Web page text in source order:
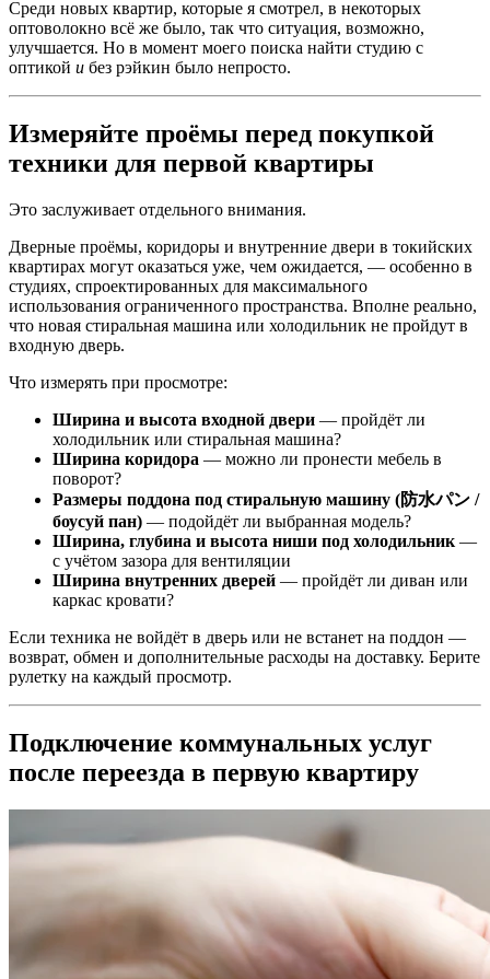
Среди новых квартир, которые я смотрел, в некоторых
оптоволокно всё же было, так что ситуация, возможно,
улучшается. Но в момент моего поиска найти студию с
оптикой и без рэйкин было непросто.
Измеряйте проёмы перед покупкой
техники для первой квартиры
Это заслуживает отдельного внимания.
Дверные проёмы, коридоры и внутренние двери в токийских
квартирах могут оказаться уже, чем ожидается, — особенно в
студиях, спроектированных для максимального
использования ограниченного пространства. Вполне реально,
что новая стиральная машина или холодильник не пройдут в
входную дверь.
Что измерять при просмотре:
Ширина и высота входной двери — пройдёт ли
холодильник или стиральная машина?
Ширина коридора — можно ли пронести мебель в
поворот?
Размеры поддона под стиральную машину (防水パン /
боусуй пан) — подойдёт ли выбранная модель?
Ширина, глубина и высота ниши под холодильник —
с учётом зазора для вентиляции
Ширина внутренних дверей — пройдёт ли диван или
каркас кровати?
Если техника не войдёт в дверь или не встанет на поддон —
возврат, обмен и дополнительные расходы на доставку. Берите
рулетку на каждый просмотр.
Подключение коммунальных услуг
после переезда в первую квартиру